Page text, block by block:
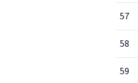
57
58
59